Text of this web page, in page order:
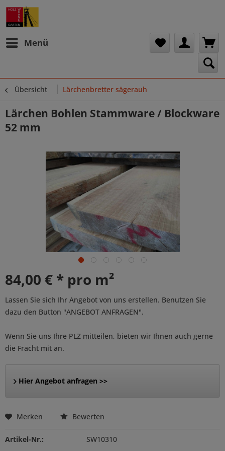
Menü
Übersicht Lärchenbretter sägerauh
Lärchen Bohlen Stammware / Blockware
52 mm
84,00 € * pro m²
Lassen Sie sich Ihr Angebot von uns erstellen. Benutzen Sie
dazu den Button "ANGEBOT ANFRAGEN".
Wenn Sie uns Ihre PLZ mitteilen, bieten wir Ihnen auch gerne
die Fracht mit an.
Hier Angebot anfragen >>
Merken Bewerten
Artikel-Nr.: SW10310